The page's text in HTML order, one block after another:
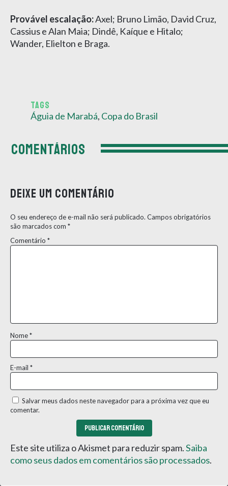
Provável escalação:Axel; Bruno Limão, David Cruz,
Cassius e Alan Maia; Dindê, Kaíque e Hitalo;
Wander, Elielton e Braga.
TAGS
Águia de Marabá, Copa do Brasil
COMENTÁRIOS
Deixe um comentário
O seu endereço de e-mail não será publicado. Campos obrigatórios
são marcados com *
Comentário *
Nome*
E-mail *
Salvar meus dados neste navegador para a próxima vez que eu
comentar.
Este site utiliza o Akismet para reduzir spam.Saiba
como seus dados em comentários são processados.